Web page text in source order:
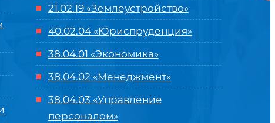
21.02.19 «Землеустройство»
40.02.04 «Юриспруденция»
38.04.01 «Экономика»
38.04.02 «Менеджмент»
38.04.03 «Управление
персоналом»